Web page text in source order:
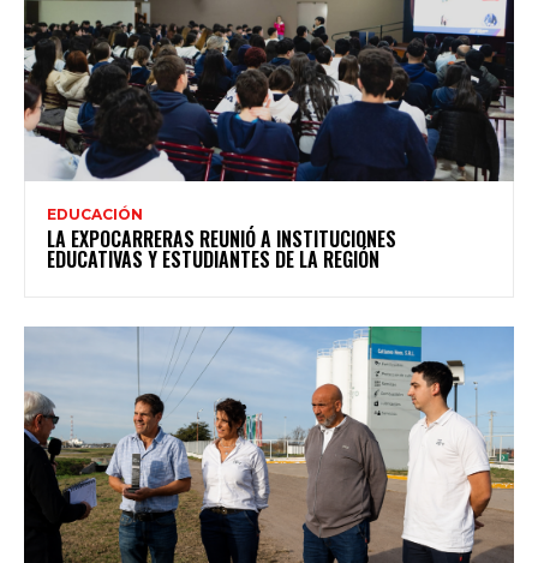
EDUCACIÓN
LA EXPOCARRERAS REUNIÓ A INSTITUCIONES
EDUCATIVAS Y ESTUDIANTES DE LA REGIÓN